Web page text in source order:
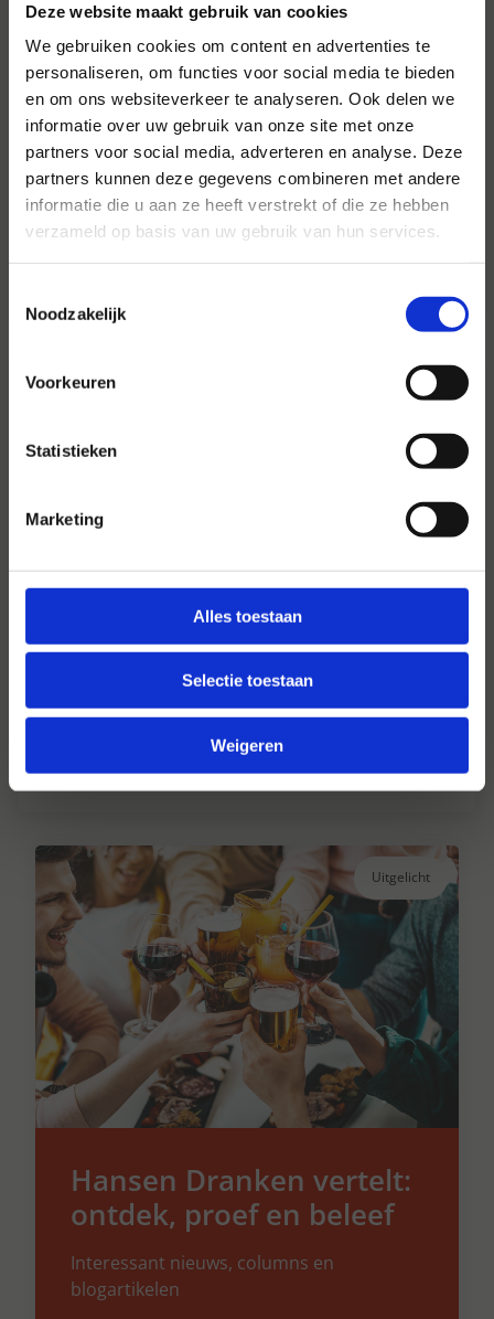
Deze website maakt gebruik van cookies
We gebruiken cookies om content en advertenties te
personaliseren, om functies voor social media te bieden
en om ons websiteverkeer te analyseren. Ook delen we
informatie over uw gebruik van onze site met onze
partners voor social media, adverteren en analyse. Deze
partners kunnen deze gegevens combineren met andere
informatie die u aan ze heeft verstrekt of die ze hebben
verzameld op basis van uw gebruik van hun services.
Noodzakelijk
Voorkeuren
Statistieken
Marketing
Alles toestaan
Selectie toestaan
Weigeren
Voor al uw evenementen en
partijen
Hansen Evenementen is uw partner voor
evenementen van groot tot klein.
Hansen Dranken sinds 1947
Lees verder
Uitgelicht
Hansen Dranken vertelt:
ontdek, proef en beleef
Interessant nieuws, columns en
blogartikelen